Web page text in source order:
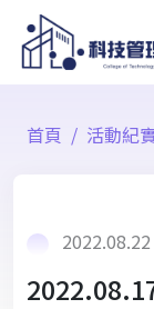
首頁 活動紀
2022.08.22